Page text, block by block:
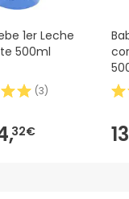
1er Leche
500ml
(3)
32€